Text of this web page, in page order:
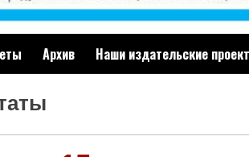
Архив Наши издательские